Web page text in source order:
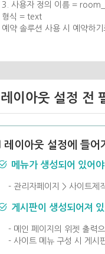
3. 사용자 정의 이름 =
형식 = text
예약 솔루션 사용 시 예약하
레이아웃 설정 전
레이아웃 설정에 들어
메뉴가 생성되어 있어야
- 관리자페이지 > 사이트제
게시판이 생성되어져
- 메인 페이지의 위젯 출력
- 사이트 메뉴 구성 시 게시